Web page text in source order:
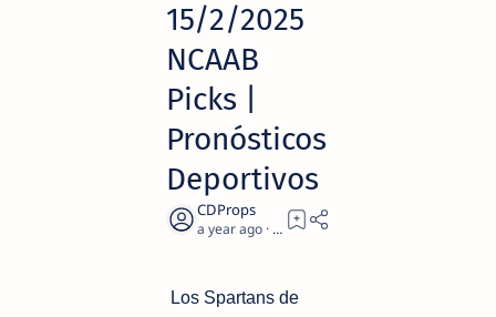
15/2/2025
NCAAB
Picks |
Pronósticos
Deportivos
a year ago 1
Los Spartans de